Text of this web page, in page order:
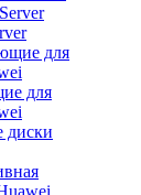
для
диски